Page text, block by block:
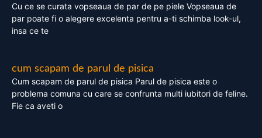
Cu ce se curata vopseaua de par de pe piele Vopseaua de
par poate fi o alegere excelenta pentru a-ti schimba look-ul,
insa ce te
cum scapam de parul de pisica
Cum scapam de parul de pisica Parul de pisica este o
problema comuna cu care se confrunta multi iubitori de feline.
Fie ca aveti o